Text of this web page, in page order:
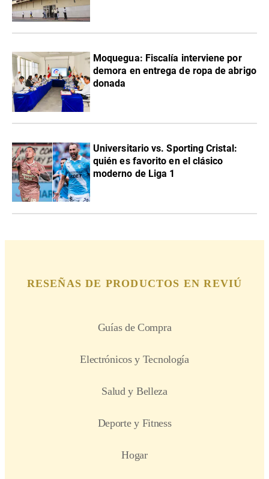
Moquegua: Fiscalía interviene por
demora en entrega de ropa de abrigo
donada
Universitario vs. Sporting Cristal:
quién es favorito en el clásico
moderno de Liga 1